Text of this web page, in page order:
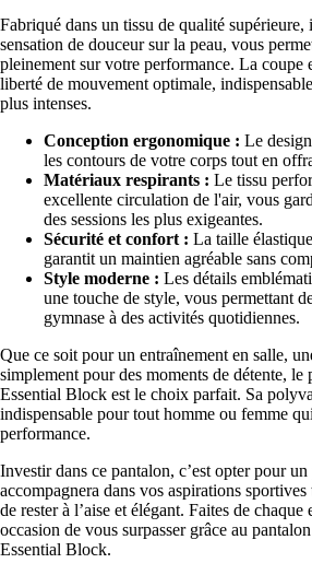
Fabriqué dans un tissu de qualité
sensation de douceur sur la peau, vous
pleinement sur votre performance. La coupe
liberté de mouvement optimale,
plus intenses.
Conception ergonomique : Le
les contours de votre corps tout en
Matériaux respirants : Le tissu
excellente circulation de l'air, vous
des sessions les plus exigeantes.
Sécurité et confort : La taille
garantit un maintien agréable sans
Style moderne : Les détails
une touche de style, vous permettant
gymnase à des activités quotidiennes.
Que ce soit pour un entraînement en salle,
simplement pour des moments de détente,
Essential Block est le choix parfait. Sa
indispensable pour tout homme ou femme
performance.
Investir dans ce pantalon, c’est opter pour
accompagnera dans vos aspirations
de rester à l’aise et élégant. Faites de chaque
occasion de vous surpasser grâce au
Essential Block.